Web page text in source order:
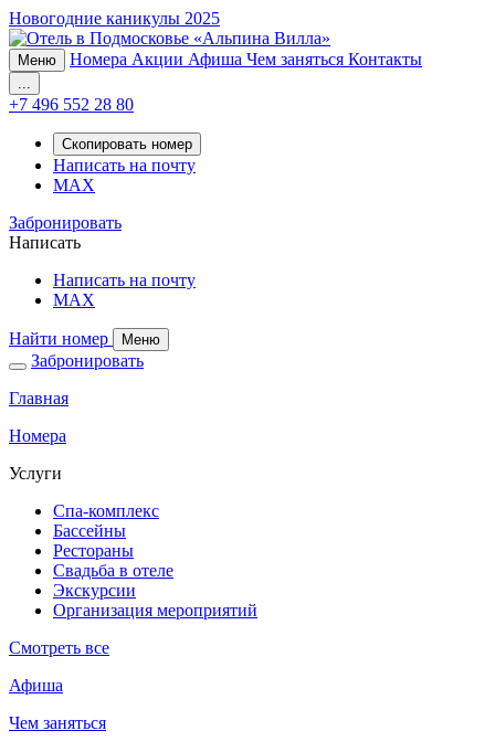
Новогодние каникулы 2025
Меню Номера Акции Афиша Чем заняться Контакты
...
+7 496 552 28 80
Скопировать номер
Написать на почту
MAX
Забронировать
Написать
Написать на почту
MAX
Найти номер Меню
Забронировать
Главная
Номера
Услуги
Спа-комплекс
Бассейны
Рестораны
Свадьба в отеле
Экскурсии
Организация мероприятий
Смотреть все
Афиша
Чем заняться